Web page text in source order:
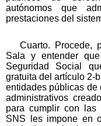
autónomos que
prestaciones del
Cuarto. Procede,
Sala y entender
Seguridad Social
gratuita del artículo 2-
entidades públicas de
administrativos
para cumplir con las
SNS les impone en